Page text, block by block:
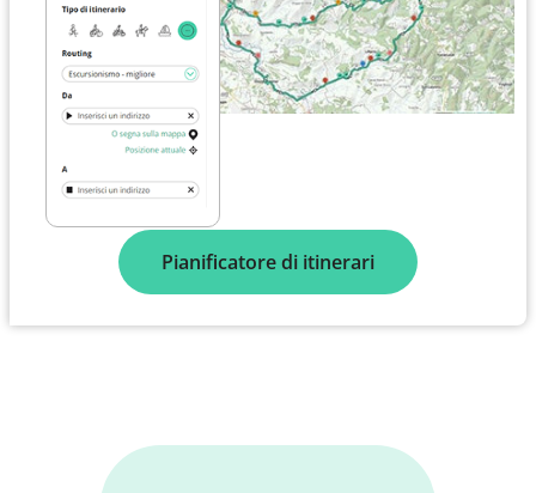
Pianificatore di itinerari